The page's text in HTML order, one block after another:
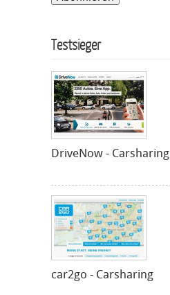
Testsieger
DriveNow - Carsharing
car2go - Carsharing